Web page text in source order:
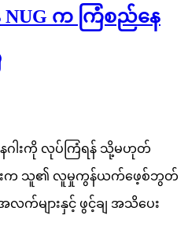
NUG က ကြံစည်နေ
နဂါးကို လုပ်ကြံရန် သို့မဟုတ်
ဂါးက သူ၏ လူမှုကွန်ယက်ဖေ့စ်ဘွတ်
က်များနှင့် ဖွင့်ချ အသိပေး